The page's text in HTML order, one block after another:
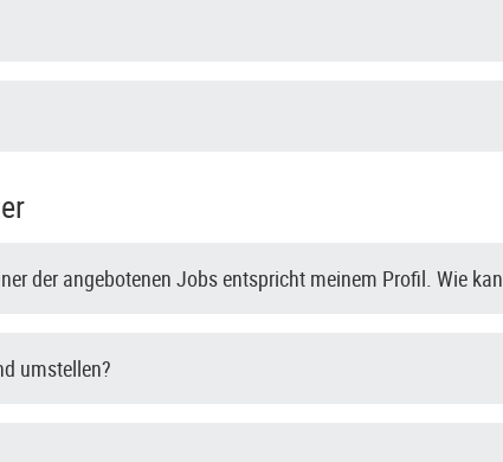
der angebotenen Jobs entspricht meinem Profil. Wie
umstellen?